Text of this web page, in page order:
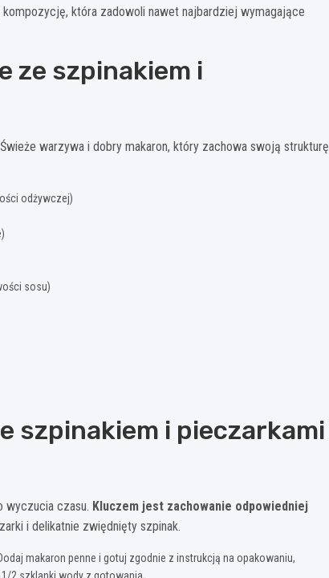
która zadowoli nawet najbardziej wymagające
ze szpinakiem i
warzywa i dobry makaron, który zachowa swoją strukturę
odżywczej)
sosu)
szpinakiem i pieczarkami
wyczucia czasu. Kluczem jest zachowanie odpowiedniej
i delikatnie zwiędnięty szpinak.
makaron penne i gotuj zgodnie z instrukcją na opakowaniu,